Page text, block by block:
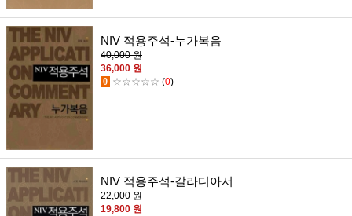
NIV 적용주석-누가복음
40,000 원
36,000 원
0 ☆☆☆☆☆ (0)
NIV 적용주석-갈라디아서
22,000 원
19,800 원